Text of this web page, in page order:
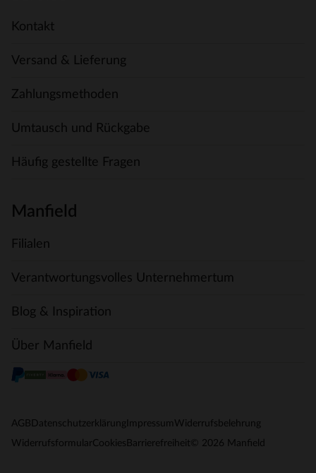
Kontakt
Versand & Lieferung
Zahlungsmethoden
Umtausch und Rückgabe
Häufig gestellte Fragen
Manfield
Filialen
Verantwortungsvolles Unternehmertum
Blog & Inspiration
Über Manfield
AGB Datenschutzerklärung Impressum Widerrufsbelehrung
WiderrufsformularCookies Barrierefreiheit © 2026 Manfield